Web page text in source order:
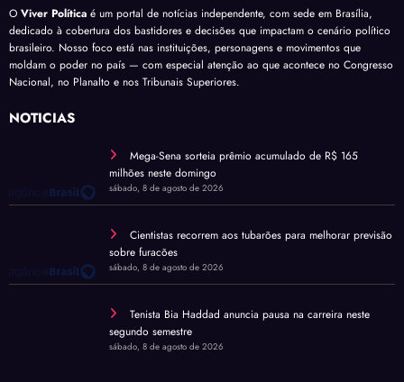
O Viver Política é um portal de notícias independente, com sede em Brasília,
dedicado à cobertura dos bastidores e decisões que impactam o cenário político
brasileiro. Nosso foco está nas instituições, personagens e movimentos que
moldam o poder no país — com especial atenção ao que acontece no Congresso
Nacional, no Planalto e nos Tribunais Superiores.
NOTÍCIAS
Mega-Sena sorteia prêmio acumulado de R$ 165
milhões neste domingo
sábado, 8 de agosto de 2026
Cientistas recorrem aos tubarões para melhorar previsão
sobre furacões
sábado, 8 de agosto de 2026
Tenista Bia Haddad anuncia pausa na carreira neste
segundo semestre
sábado, 8 de agosto de 2026